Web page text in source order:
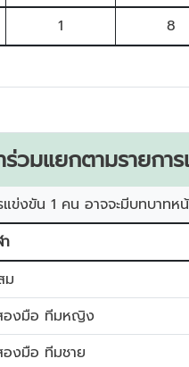
1 8
ร่วมแยกตามรายกา
แข่งขัน 1 คน อาจจะมีบทบาทห
ม
องมือ ทีมหญิง
งมือ ทีมชาย